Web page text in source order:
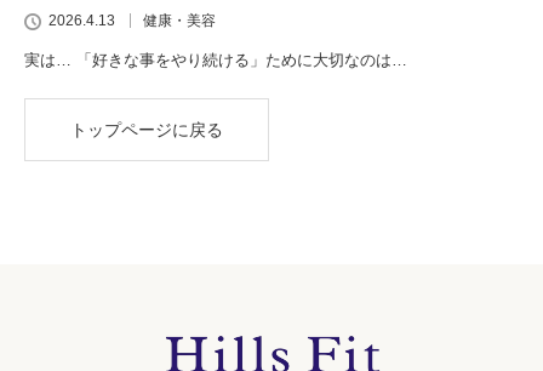
2026.4.13 健康・美容
実は… 「好きな事をやり続ける」ために大切なのは…
トップページに戻る